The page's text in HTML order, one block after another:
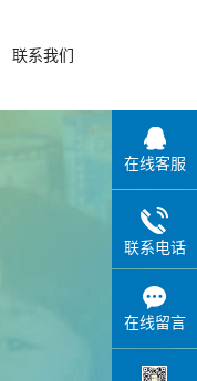
联系我们
在线客服
联系电话
在线留言